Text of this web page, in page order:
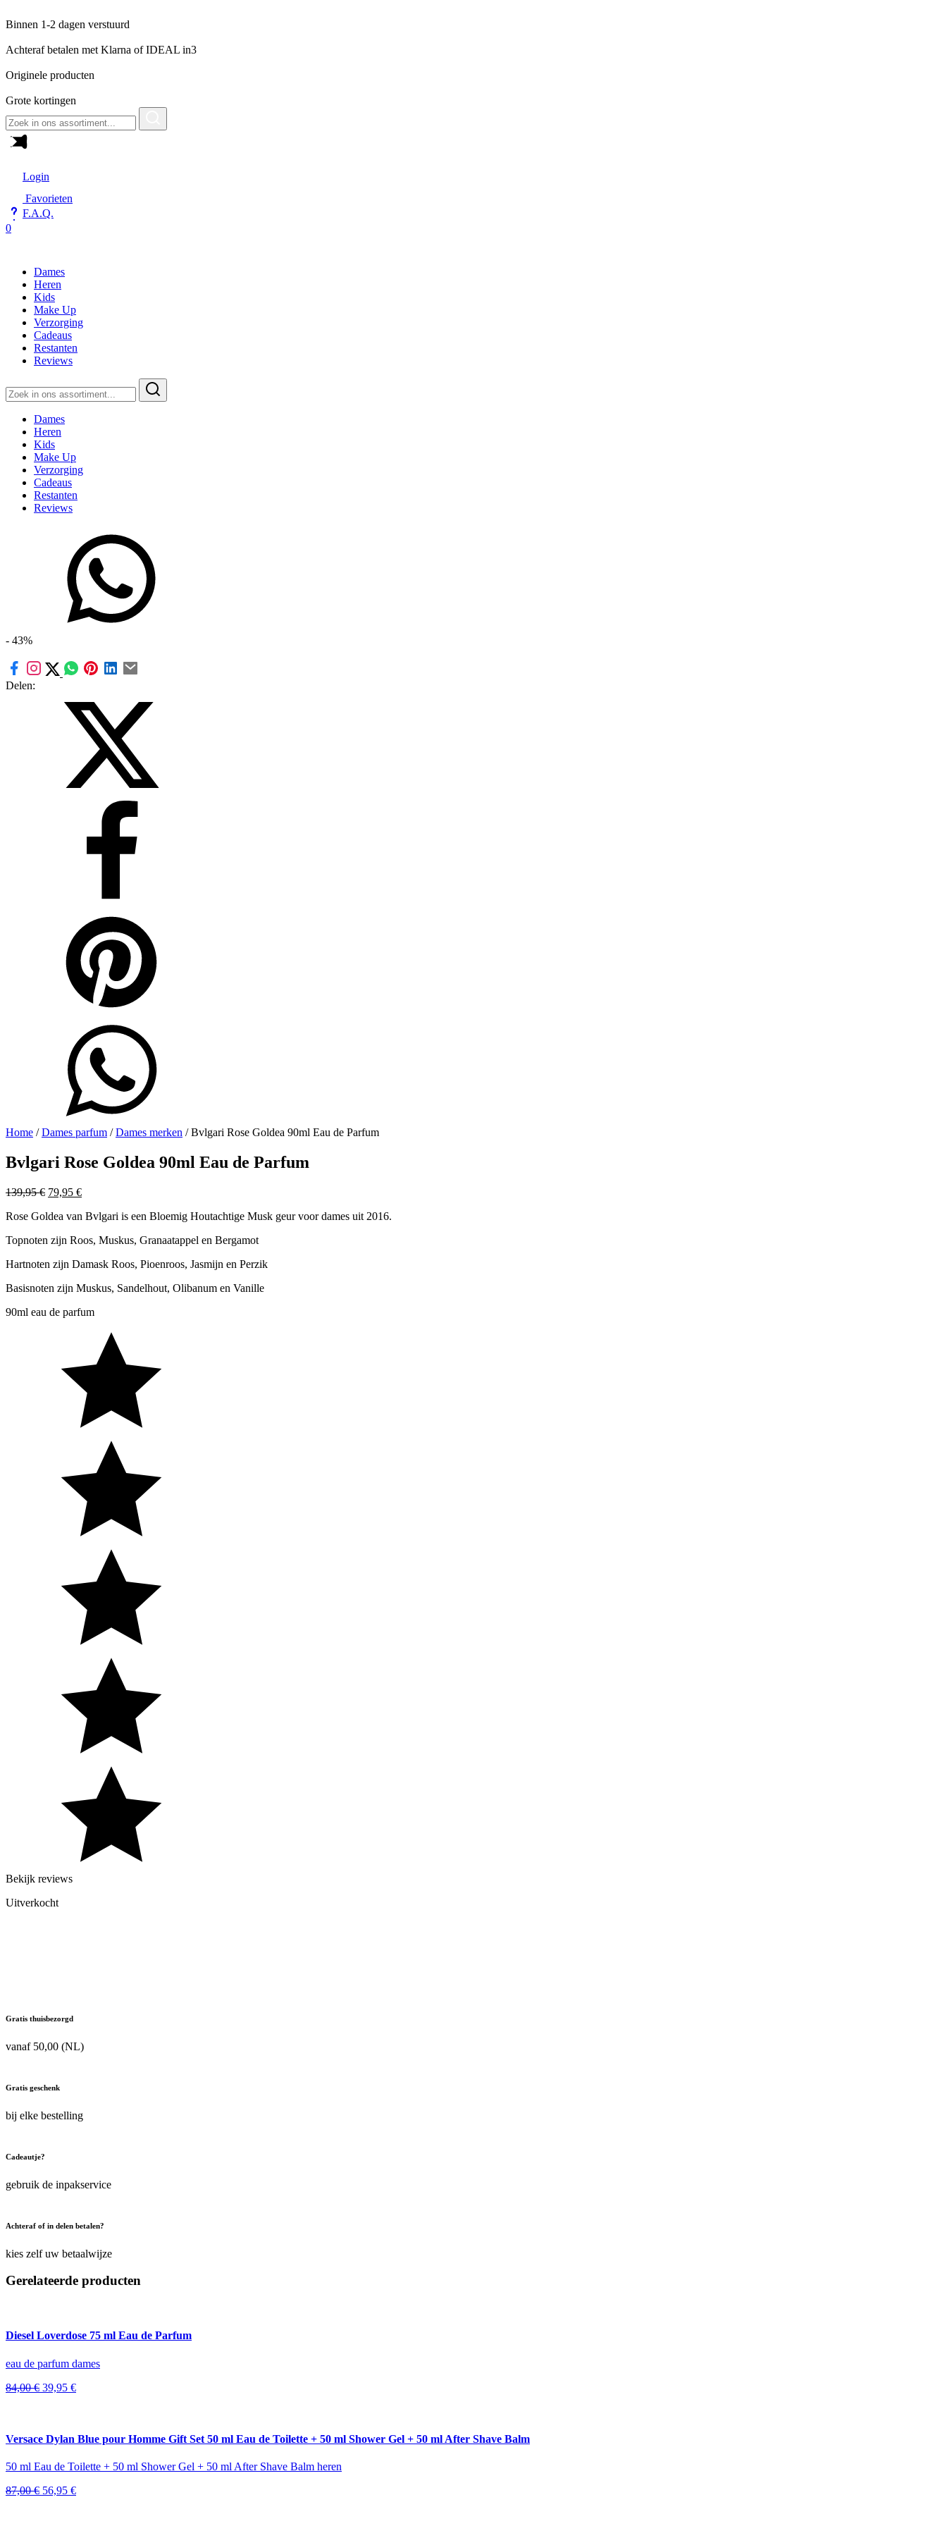
Binnen 1-2 dagen verstuurd
Achteraf betalen met Klarna of IDEAL in3
Originele producten
Grote kortingen
naar:
Login
Favorieten
F.A.Q.
0
Dames
Heren
Kids
Make Up
Verzorging
Cadeaus
Restanten
Reviews
naar:
Dames
Heren
Kids
Make Up
Verzorging
Cadeaus
Restanten
Reviews
- 43%
Delen:
Home /Dames parfum /Dames merken / Bvlgari Rose Goldea 90ml Eau de Parfum
Bvlgari Rose Goldea 90ml Eau de Parfum
139,95€ Oorspronkelijke
was:
79,95 €Huidige
is:
Rose Goldea van Bvlgari is een Bloemig Houtachtige Musk geur voor dames uit 2016.
Topnoten zijn Roos, Muskus, Granaatappel en Bergamot
Hartnoten zijn Damask Roos, Pioenroos, Jasmijn en Perzik
Basisnoten zijn Muskus, Sandelhout, Olibanum en Vanille
90ml eau de parfum
Bekijk reviews
Uitverkocht
Gratis thuisbezorgd
vanaf 50,00 (NL)
Gratis geschenk
bij elke bestelling
Cadeautje?
gebruik de inpakservice
Achteraf of in delen betalen?
kies zelf uw betaalwijze
Gerelateerde producten
Diesel Loverdose 75 ml Eau de Parfum
eau de parfum dames
84,00€ Oorspronkelijke
39,95 €Huidige
Versace Dylan Blue pour Homme Gift Set 50 ml Eau de Toilette + 50 ml Shower Gel + 50 ml After Shave Balm
50 ml Eau de Toilette + 50 ml Shower Gel + 50 ml After Shave Balm heren
87,00€ Oorspronkelijke
56,95 €Huidige